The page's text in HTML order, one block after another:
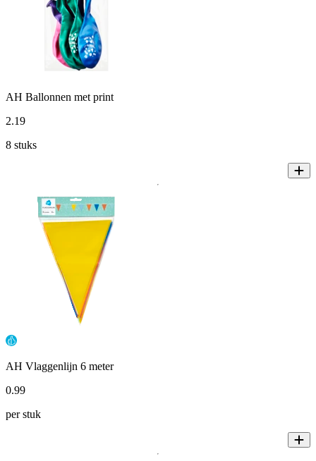
AH Ballonnen met print
2.19
8 stuks
AH Vlaggenlijn 6 meter
0.99
per stuk